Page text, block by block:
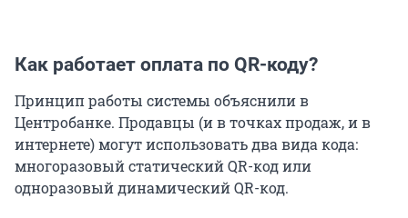
Как работает оплата по QR-коду?
Принцип работы системы объяснили в
Центробанке. Продавцы (и в точках продаж, и в
интернете) могут использовать два вида кода:
многоразовый статический QR-код или
одноразовый динамический QR-код.